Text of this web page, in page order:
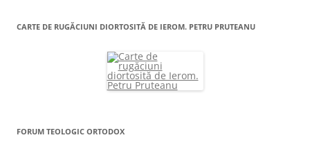
CARTE DE RUGĂCIUNI DIORTOSITĂ DE IEROM. PETRU PRUTEANU
FORUM TEOLOGIC ORTODOX